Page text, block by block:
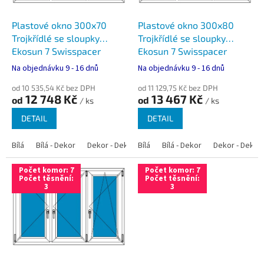
Plastové okno 300x70
Trojkřídlé se sloupky
Ekosun 7 Swisspacer
Ultimate
Na objednávku 9 - 16 dnů
od 10 535,54 Kč bez DPH
od 12 748 Kč / ks
DETAIL
Bílá Bílá - Dekor Dekor - Dekor Bílá - Antracit Bílá - Zlatý dub
Plastové okno 300x80
Trojkřídlé se sloupky
Ekosun 7 Swisspacer
Ultimate
Na objednávku 9 - 16 dnů
od 11 129,75 Kč bez DPH
od 13 467 Kč / ks
DETAIL
Bílá Bílá - Dekor Dekor - Dekor
Počet komor: 7
Počet těsnění:
3
Počet komor: 7
Počet těsnění:
3